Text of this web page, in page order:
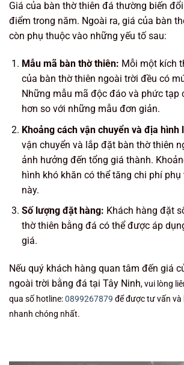
Giá của bàn thờ thiên đá thường biến
điểm trong năm. Ngoài ra, giá của bàn
còn phụ thuộc vào những yếu tố sau:
Mẫu mã bàn thờ thiên: Mỗi một kích
của bàn thờ thiên ngoài trời đều có
Những mẫu mã độc đáo và phức tạp
hơn so với những mẫu đơn giản.
Khoảng cách vận chuyển và địa hình
vận chuyển và lắp đặt bàn thờ thiên
ảnh hưởng đến tổng giá thành.
hình khó khăn có thể tăng chi phí
này.
Số lượng đặt hàng: Khách hàng đặt
thờ thiên bằng đá có thể được áp
giá.
Nếu quý khách hàng quan tâm đến giá
ngoài trời bằng đá tại Tây Ninh, vui lòng
qua số hotline:0899267879 để được tư vấn
nhanh chóng nhất.